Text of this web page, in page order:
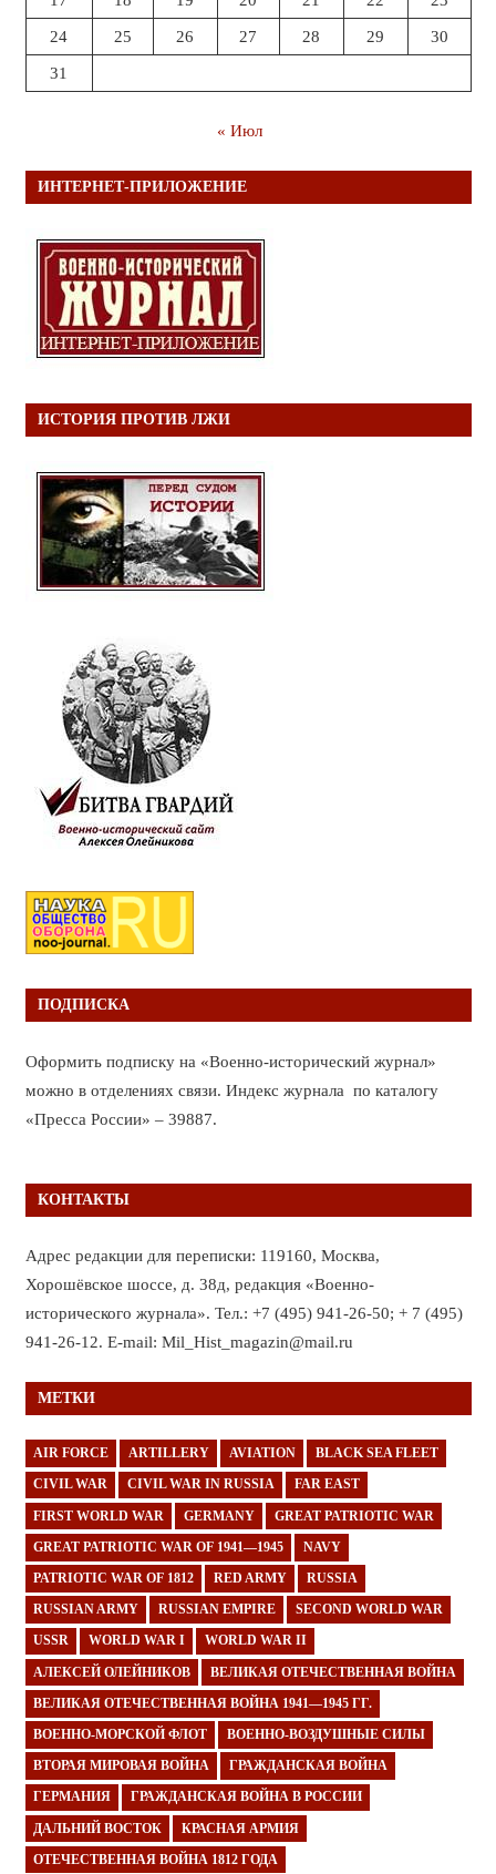
24 25 26 27 28 29 30
31
« Июл
ИНТЕРНЕТ-ПРИЛОЖЕНИЕ
ИСТОРИЯ ПРОТИВ ЛЖИ
ПОДПИСКА
Оформить подписку на «Военно-исторический журнал»
можно в отделениях связи. Индекс журнала по каталогу
«Пресса России» – 39887.
КОНТАКТЫ
Адрес редакции для переписки: 119160, Москва,
Хорошёвское шоссе, д. 38д, редакция «Военно-
исторического журнала». Тел.: +7 (495) 941-26-50; + 7 (495)
941-26-12. E-mail: Mil_Hist_magazin@mail.ru
МЕТКИ
AIR FORCE ARTILLERY AVIATION BLACK SEA FLEET
CIVIL WAR CIVIL WAR IN RUSSIA FAR EAST
FIRST WORLD WAR GERMANY GREAT PATRIOTIC WAR
GREAT PATRIOTIC WAR OF 1941—1945 NAVY
PATRIOTIC WAR OF 1812 RED ARMY RUSSIA
RUSSIAN ARMY RUSSIAN EMPIRE SECOND WORLD WAR
USSR WORLD WAR I WORLD WAR II
АЛЕКСЕЙ ОЛЕЙНИКОВ ВЕЛИКАЯ ОТЕЧЕСТВЕННАЯ ВОЙНА
ВЕЛИКАЯ ОТЕЧЕСТВЕННАЯ ВОЙНА 1941—1945 ГГ.
ВОЕННО-МОРСКОЙ ФЛОТ ВОЕННО-ВОЗДУШНЫЕ СИЛЫ
ВТОРАЯ МИРОВАЯ ВОЙНА ГРАЖДАНСКАЯ ВОЙНА
ГЕРМАНИЯ ГРАЖДАНСКАЯ ВОЙНА В РОССИИ
ДАЛЬНИЙ ВОСТОК КРАСНАЯ АРМИЯ
ОТЕЧЕСТВЕННАЯ ВОЙНА 1812 ГОДА